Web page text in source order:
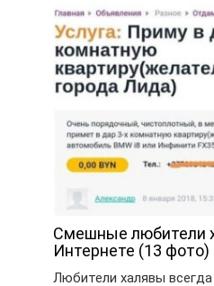
Смешные любители
Интернете (13 фото)
Любители халявы